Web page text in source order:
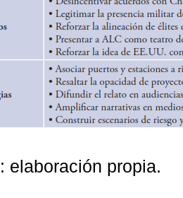
: elaboración propia.